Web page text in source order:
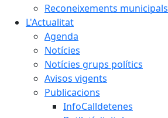
Reconeixements municipals
L'Actualitat
Agenda
Notícies
Notícies grups polítics
Avisos vigents
Publicacions
InfoCalldetenes